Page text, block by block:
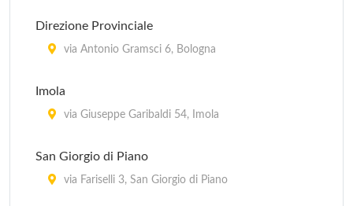
Direzione Provinciale
via Antonio Gramsci 6, Bologna
Imola
via Giuseppe Garibaldi 54, Imola
San Giorgio di Piano
via Fariselli 3, San Giorgio di Piano